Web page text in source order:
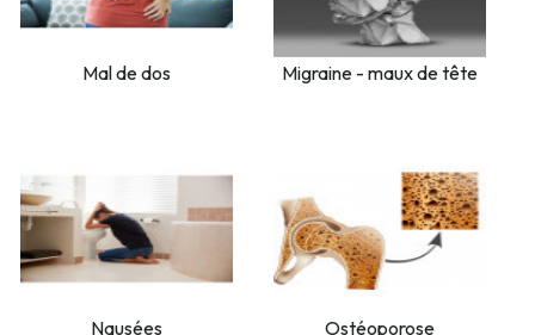
Mal de dos Migraine - maux de tête
Nausées Ostéoporose